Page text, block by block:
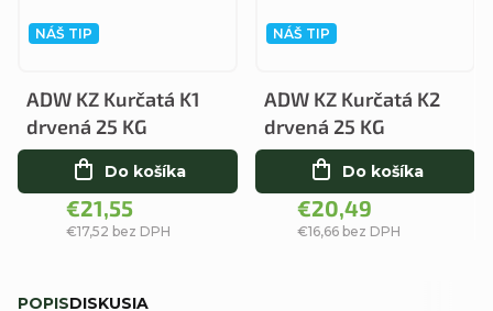
NÁŠ TIP
ADW KZ Kurčatá K1
drvená 25 KG
€17,52 bez DPH
€21,55
Do košíka
NÁŠ TIP
ADW KZ Kurčatá K2
drvená 25 KG
€16,66 bez DPH
€20,49
Do košíka
POPISDISKUSIA